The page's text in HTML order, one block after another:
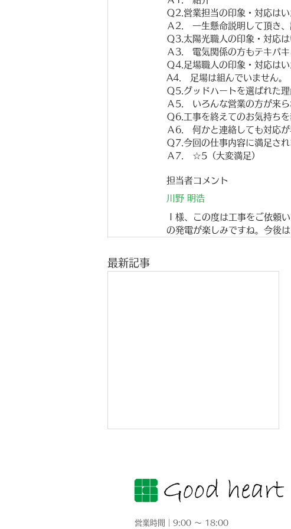
Ｑ2.営業担当の印象・対応は
Ａ2.　一生懸命説明して頂き
Ｑ3.太陽光職人の印象・対応
Ａ3.　電気関係の方もテキパ
Ｑ4.足場職人の印象・対応は
A4.　足場は組んでいません。
Ｑ5.グッドハートを選ばれた理
Ａ5.　いろんな営業の方が来
Ｑ6.工事を終えてのお気持ちを
Ａ6.　何かと連絡しても対応が
Ｑ7.今回の仕事内容に満足され
Ａ7.　☆5（大変満足）
担当者コメント
川野 明浩
Ｉ様、この度は工事をご依頼
の発電が楽しみですね。今後
最新記事
営業時間｜9:00 ～ 18:00